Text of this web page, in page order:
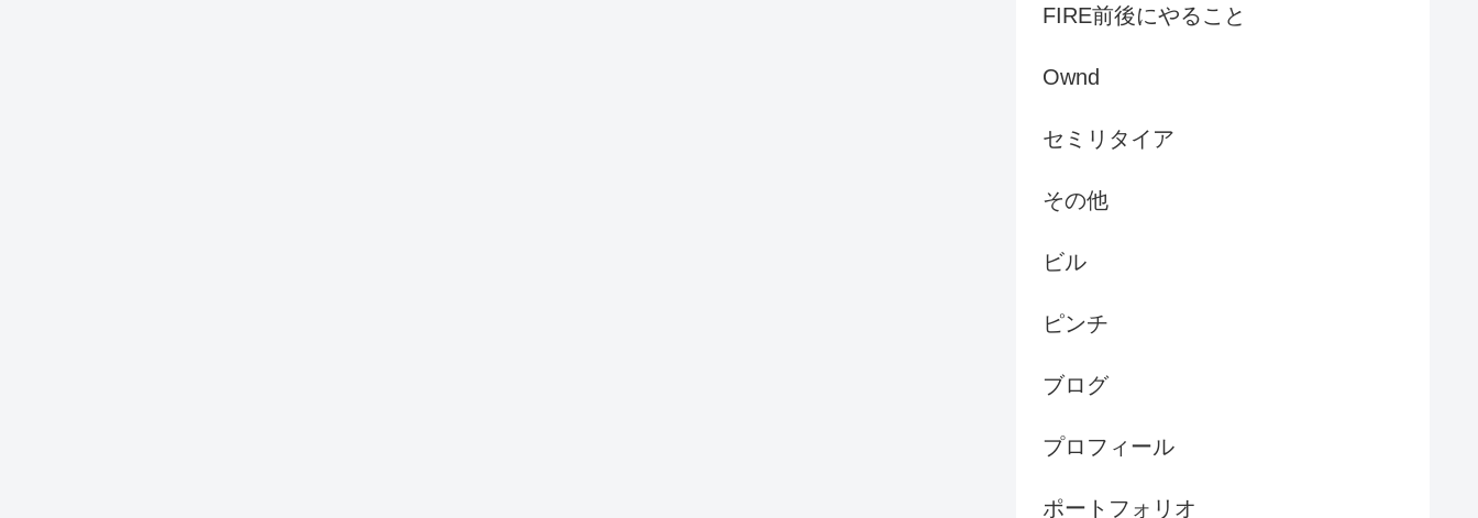
FIRE前後にやること
Ownd
セミリタイア
その他
ビル
ピンチ
ブログ
プロフィール
ポートフォリオ